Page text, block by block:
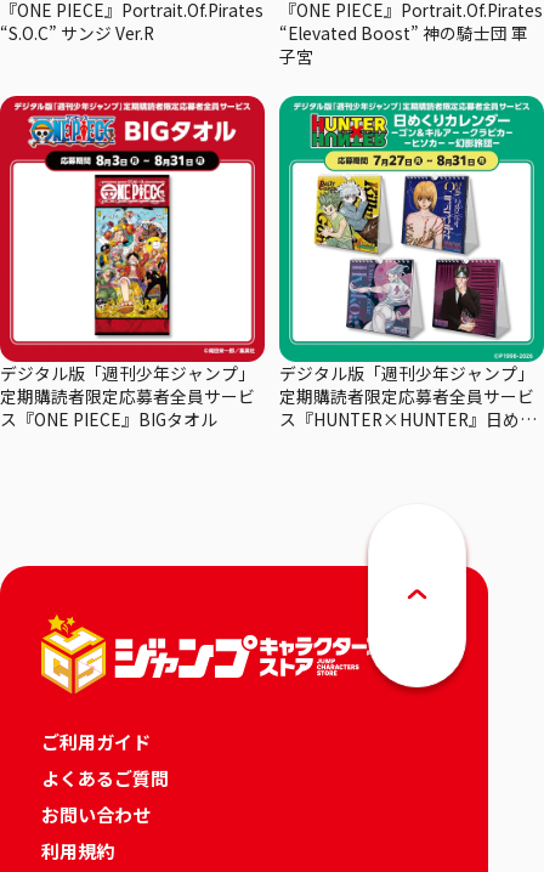
『ONE PIECE』Portrait.Of.Pirates
“S.O.C” サンジ Ver.R
『ONE PIECE』Portrait.Of.Pirates
“Elevated Boost” 神の騎士団 軍
子宮
デジタル版「週刊少年ジャンプ」
定期購読者限定応募者全員サービ
ス『ONE PIECE』BIGタオル
デジタル版「週刊少年ジャンプ」
定期購読者限定応募者全員サービ
ス『HUNTER×HUNTER』日めく
ご利用ガイド
よくあるご質問
お問い合わせ
利用規約